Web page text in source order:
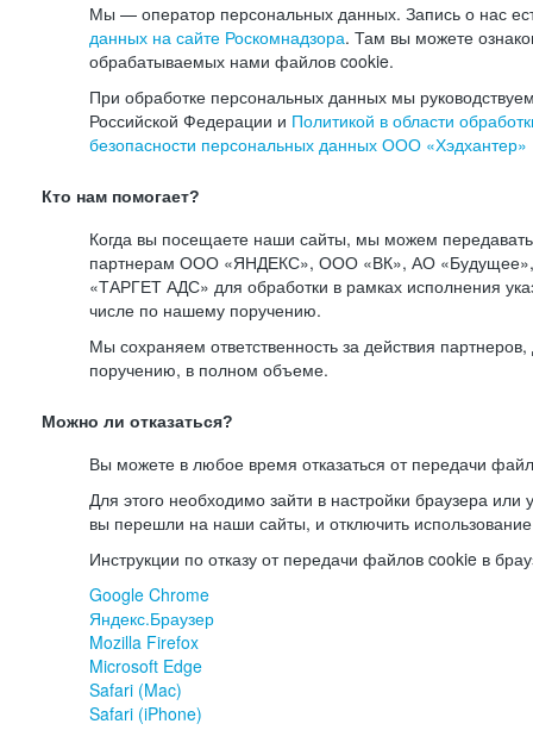
Мы — оператор персональных данных. Запись о нас
данных на сайте Роскомнадзора. Там вы можете
обрабатываемых нами файлов cookie.
При обработке персональных данных мы
Российской Федерации и Политикой в области
безопасности персональных данных ООО «Хэдхантер»
Кто нам помогает?
Когда вы посещаете наши сайты, мы можем
партнерам ООО «ЯНДЕКС», ООО «ВК», АО
«ТАРГЕТ АДС» для обработки в рамках исполнения
числе по нашему поручению.
Мы сохраняем ответственность за действия
поручению, в полном объеме.
Можно ли отказаться?
Вы можете в любое время отказаться от передачи
Для этого необходимо зайти в настройки браузера или
вы перешли на наши сайты, и отключить
Инструкции по отказу от передачи файлов cookie в
Google Chrome
Яндекс.Браузер
Mozilla Firefox
Microsoft Edge
Safari (Mac)
Safari (iPhone)